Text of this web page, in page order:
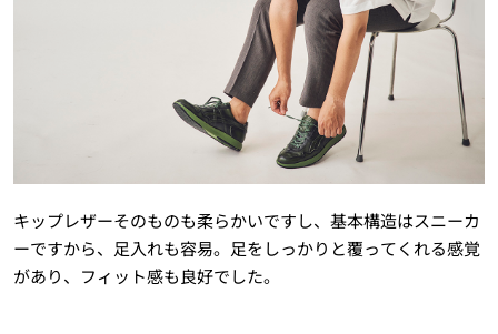
キップレザーそのものも柔らかいですし、基本構造はスニーカ
ーですから、足入れも容易。足をしっかりと覆ってくれる感覚
があり、フィット感も良好でした。